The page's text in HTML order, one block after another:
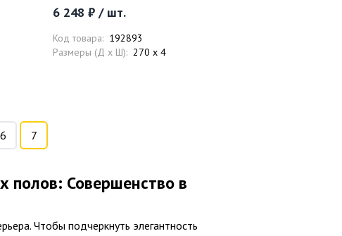
6 248 ₽ / шт.
Код товара: 192893
Размеры (Д x Ш): 270 x 4
6 7
Совершенство в
Чтобы подчеркнуть элегантность